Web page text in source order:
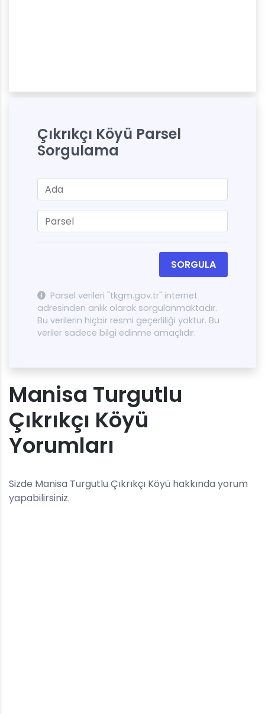
Çıkrıkçı Köyü Parsel
Sorgulama
SORGULA
Parsel verileri "tkgm.gov.tr" internet
adresinden anlık olarak sorgulanmaktadır.
Bu verilerin hiçbir resmi geçerliliği yoktur. Bu
veriler sadece bilgi edinme amaçlıdır.
Manisa Turgutlu
Çıkrıkçı Köyü
Yorumları
Sizde Manisa Turgutlu Çıkrıkçı Köyü hakkında yorum
yapabilirsiniz.